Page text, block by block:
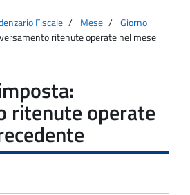
Fiscale Mese
Giorno
ritenute operate nel mese
ritenute operate